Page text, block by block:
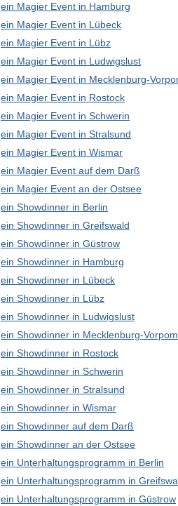
ein Magier Event in Hamburg
ein Magier Event in Lübeck
ein Magier Event in Lübz
ein Magier Event in Ludwigslust
ein Magier Event in Mecklenburg-
ein Magier Event in Rostock
ein Magier Event in Schwerin
ein Magier Event in Stralsund
ein Magier Event in Wismar
ein Magier Event auf dem Darß
ein Magier Event an der Ostsee
ein Showdinner in Berlin
ein Showdinner in Greifswald
ein Showdinner in Güstrow
ein Showdinner in Hamburg
ein Showdinner in Lübeck
ein Showdinner in Lübz
ein Showdinner in Ludwigslust
ein Showdinner in Mecklenburg-
ein Showdinner in Rostock
ein Showdinner in Schwerin
ein Showdinner in Stralsund
ein Showdinner in Wismar
ein Showdinner auf dem Darß
ein Showdinner an der Ostsee
ein Unterhaltungsprogramm in Berlin
ein Unterhaltungsprogramm in
ein Unterhaltungsprogramm in Güstrow